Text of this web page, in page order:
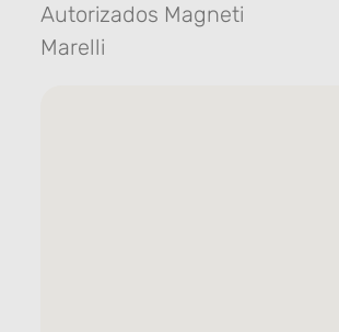
Autorizados Magneti
Marelli